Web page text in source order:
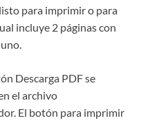
para imprimir o para
incluye 2 páginas con
Descarga PDF se
el archivo
El botón para imprimir